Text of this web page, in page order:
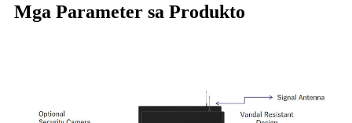
Mga Parameter sa Produkto